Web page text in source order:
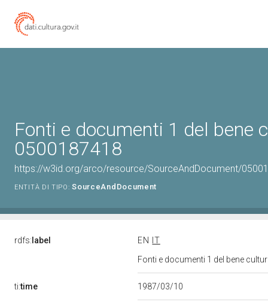
Fonti e documenti 1 del bene
0500187418
https://w3id.org/arco/resource/SourceAndDocument/
ENTITÀ DI TIPO: SourceAndDocument
rdfs: label EN
IT
Fonti e documenti 1 del bene
ti:time 1987/03/10